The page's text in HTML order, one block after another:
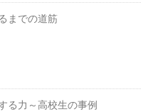
までの道筋
る力～高校生の事例